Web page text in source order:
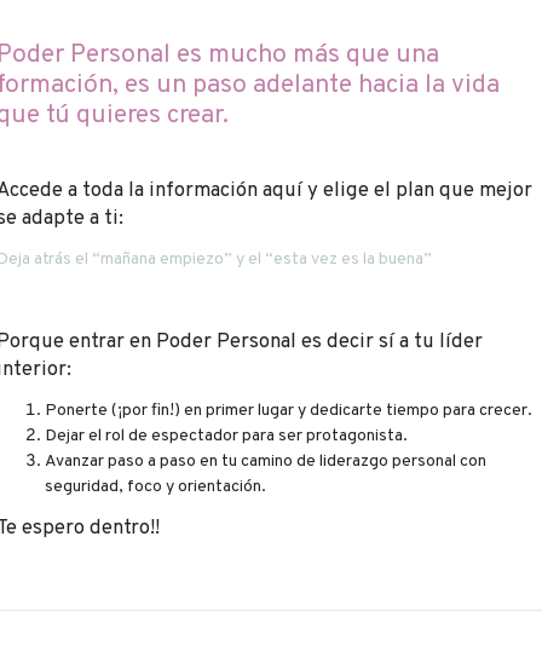
Personal es mucho más que una
es un paso adelante hacia la vida
tú quieres crear.
a toda la información aquí y elige el plan que mejor
adapte a ti:
atrás el “mañana empiezo” y el “esta vez es la buena”
entrar en Poder Personal es decir sí a tu líder
Ponerte (¡por fin!) en primer lugar y dedicarte tiempo para crecer.
Dejar el rol de espectador para ser protagonista.
Avanzar paso a paso en tu camino de liderazgo personal con
seguridad, foco y orientación.
espero dentro!!